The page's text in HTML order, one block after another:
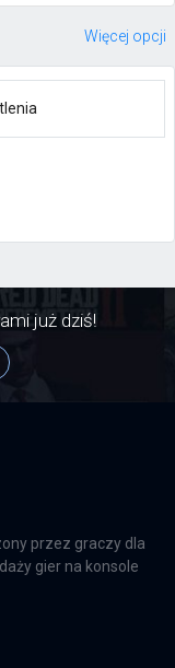
Więcej opcji
już dziś!
przez graczy dla
gier na konsole